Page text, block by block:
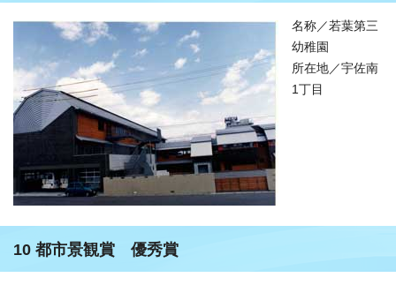
名称／若葉第三
幼稚園
所在地／宇佐南
1丁目
10 都市景観賞 優秀賞